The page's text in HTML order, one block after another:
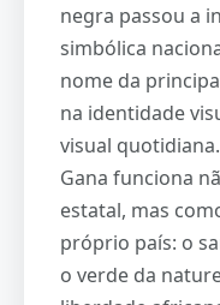
negra passou a
simbólica
nome da
na identidade
visual
Gana funciona
estatal, mas
próprio país: o
o verde da